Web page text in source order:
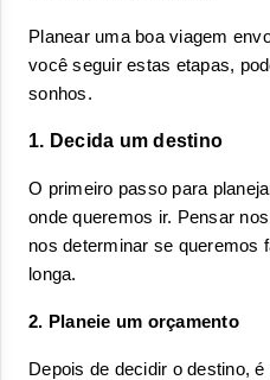
Planear uma boa viagem
você seguir estas etapas,
sonhos.
1. Decida um destino
O primeiro passo para
onde queremos ir. Pensar
nos determinar se queremos
longa.
2. Planeie um orçamento
Depois de decidir o destino,